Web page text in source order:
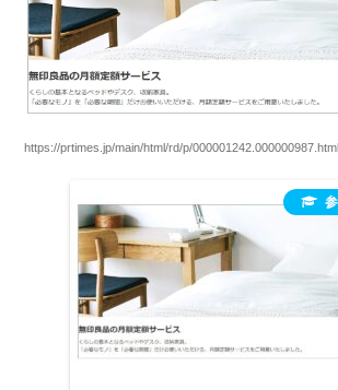
https://prtimes.jp/main/html/rd/p/000001242.000000987.html